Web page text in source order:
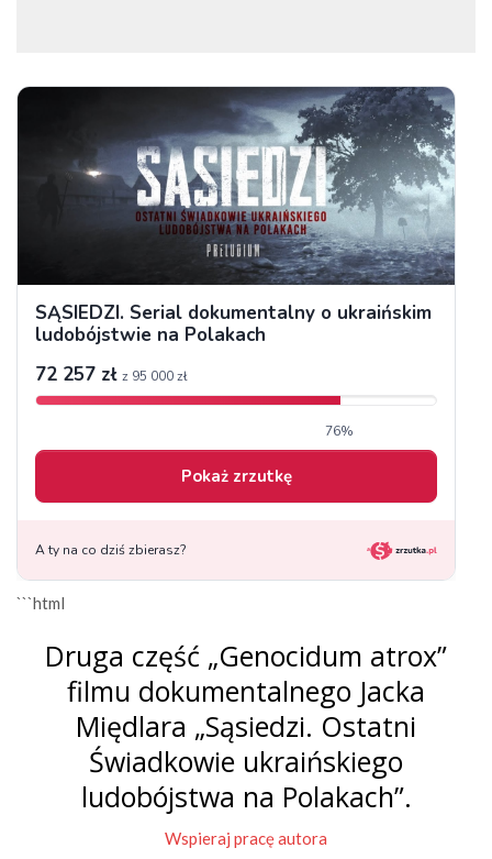
```html
Druga część „Genocidum atrox”
filmu dokumentalnego Jacka
Międlara „Sąsiedzi. Ostatni
Świadkowie ukraińskiego
ludobójstwa na Polakach”.
Wspieraj pracę autora